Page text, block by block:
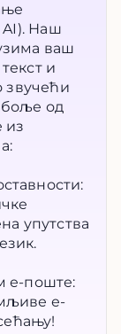
AI). Наш
ваш
и
звучећи
боље од
из
упутства
е-поште:
е-